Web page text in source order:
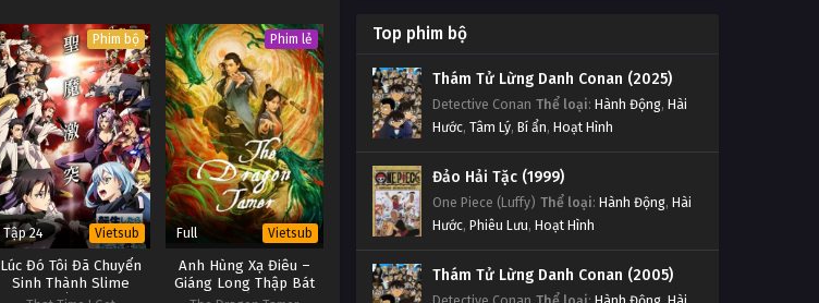
Phim bộ
Tập 24 Vietsub
Lúc Đó Tôi Đã Chuyển
Sinh Thành Slime
Phim lẻ
Full Vietsub
Anh Hùng Xạ Điêu –
Giáng Long Thập Bát
Top phim bộ
Thám Tử Lừng Danh Conan (2025)
Detective Conan Thể loại: Hành Động, Hài
Hước, Tâm Lý, Bí ẩn, Hoạt Hình
Đảo Hải Tặc (1999)
One Piece (Luffy) Thể loại: Hành Động, Hài
Hước, Phiêu Lưu, Hoạt Hình
Thám Tử Lừng Danh Conan (2005)